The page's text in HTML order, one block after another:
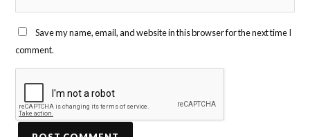
Save my name, email, and website in this browser for the next time I
comment.